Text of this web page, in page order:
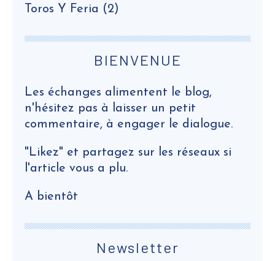
Newsletter
Toros Y Feria (2)
BIENVENUE
Les échanges alimentent le blog,
n'hésitez pas à laisser un petit
commentaire, à engager le dialogue.
"Likez" et partagez sur les réseaux si
l'article vous a plu.
A bientôt